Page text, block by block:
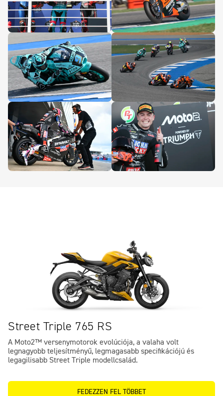
Street Triple 765 RS
A Moto2™ versenymotorok evolúciója, a valaha volt
legnagyobb teljesítményű, legmagasabb specifikációjú és
legagilisabb Street Triple modellcsalád.
FEDEZZEN FEL TÖBBET